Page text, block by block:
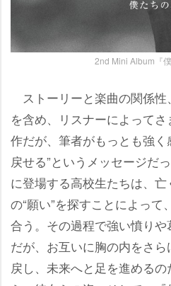
2nd Mini Album『
ストーリーと楽曲の関係
を含め、リスナーによって
作だが、筆者がもっとも強く
戻せる”というメッセージだ
に登場する高校生たちは、
の“願い”を探すことによって
合う。その過程で強い憤り
だが、お互いに胸の内をさ
戻し、未来へと足を進める